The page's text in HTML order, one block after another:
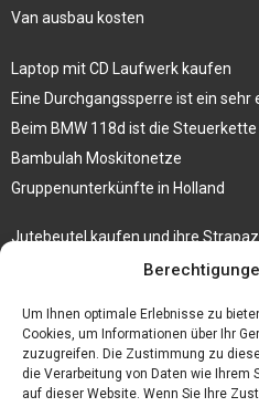
Um Ihnen optimale Erlebnisse zu
Cookies, um Informationen über Ihr
zuzugreifen. Die Zustimmung zu
die Verarbeitung von Daten wie Ihrem
auf dieser Website. Wenn Sie Ihre
Van ausbau kosten
Laptop mit CD Laufwerk kaufen
Eine Durchgangssperre ist ein
Beim BMW 118d ist die
Bambulah Moskitonetze
Gruppenunterkünfte in Holland
Jutebeutel kaufen und ihre
Test Toilettensitz – Helfen Sie
10 Tipps um einen guten Eindruck
Sahnemaschine